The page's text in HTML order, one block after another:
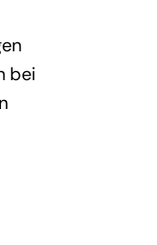
bei